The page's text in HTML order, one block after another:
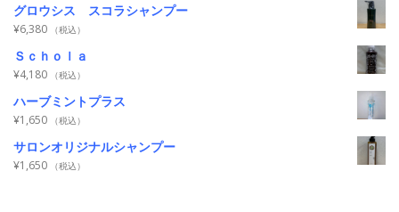
グロウシス スコラシャンプー
¥6,380 （税込）
Ｓｃｈｏｌａ
¥4,180 （税込）
ハーブミントプラス
¥1,650 （税込）
サロンオリジナルシャンプー
¥1,650 （税込）